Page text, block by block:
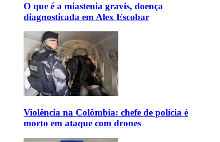
O que é a miastenia gravis, doença
diagnosticada em Alex Escobar
Violência na Colômbia: chefe de polícia é
morto em ataque com drones